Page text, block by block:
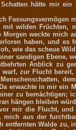
hätte mir
Fassungsvermögen
wilden Früchten,
Morgen weckte
haben, und
wie das scheue
sandigen Ebene,
Anblick zu
zur Flucht
erwachte in mir ein
zu bemächtigen;
hängen bleiben
mir die Flucht,
mich aus der
Walde zu,